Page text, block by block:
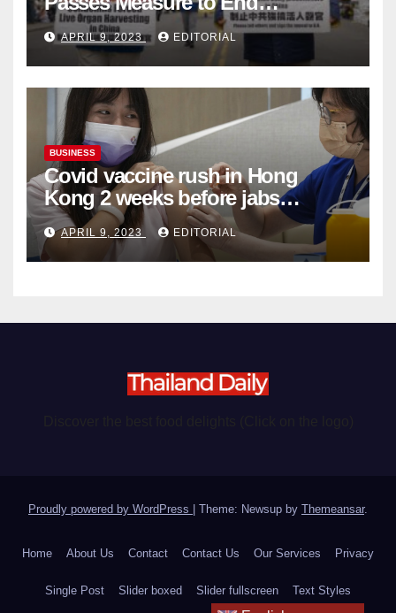
Complicity in Beijing’s Forced
Organ Harvesting
APRIL 9, 2023 EDITORIAL
BUSINESS
Covid vaccine rush in Hong
Kong 2 weeks before jabs
become chargeable
APRIL 9, 2023 EDITORIAL
Proudly powered by WordPress | Theme: Newsup by Themeansar.
Home About Us Contact Contact Us Our Services Privacy
Single Post Slider boxed Slider fullscreen Text Styles